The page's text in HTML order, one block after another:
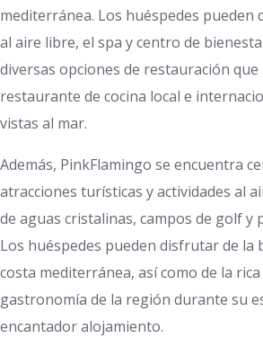
mediterránea. Los huéspedes pueden
al aire libre, el spa y centro de
diversas opciones de restauración
restaurante de cocina local e
vistas al mar.
Además, PinkFlamingo se encuentra
atracciones turísticas y actividades al
de aguas cristalinas, campos de golf y
Los huéspedes pueden disfrutar de la
costa mediterránea, así como de la
gastronomía de la región durante su
encantador alojamiento.